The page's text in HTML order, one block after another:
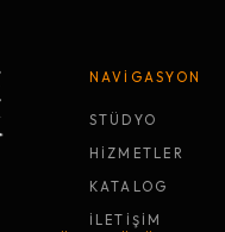
NAVİGASYON
STÜDYO
HİZMETLER
KATALOG
İLETİŞİM